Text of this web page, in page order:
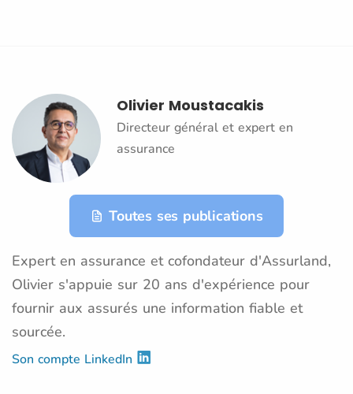
Olivier Moustacakis
Directeur général et expert en
assurance
Toutes ses publications
Expert en assurance et cofondateur d'Assurland,
Olivier s'appuie sur 20 ans d'expérience pour
fournir aux assurés une information fiable et
sourcée.
Son compte LinkedIn